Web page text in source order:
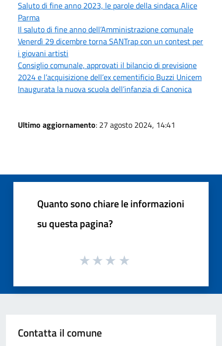
Saluto di fine anno 2023, le parole della sindaca Alice
Parma
Il saluto di fine anno dell’Amministrazione comunale
Venerdì 29 dicembre torna SANTrap con un contest per
i giovani artisti
Consiglio comunale, approvati il bilancio di previsione
2024 e l’acquisizione dell’ex cementificio Buzzi Unicem
Inaugurata la nuova scuola dell’infanzia di Canonica
Ultimo aggiornamento: 27 agosto 2024, 14:41
Quanto sono chiare le informazioni
su questa pagina?
Contatta il comune